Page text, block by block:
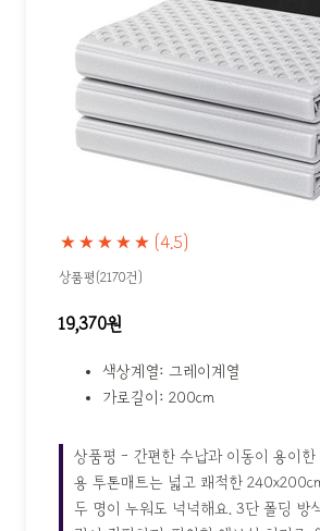
★★★★★ (4.5)
상품평(2170건)
19,370원
색상계열: 그레이계열
가로길이: 200cm
상품평 - 간편한 수납과 이동이 용이한
용 투톤매트는 넓고 쾌적한
두 명이 누워도 넉넉해요. 3단 폴딩 방